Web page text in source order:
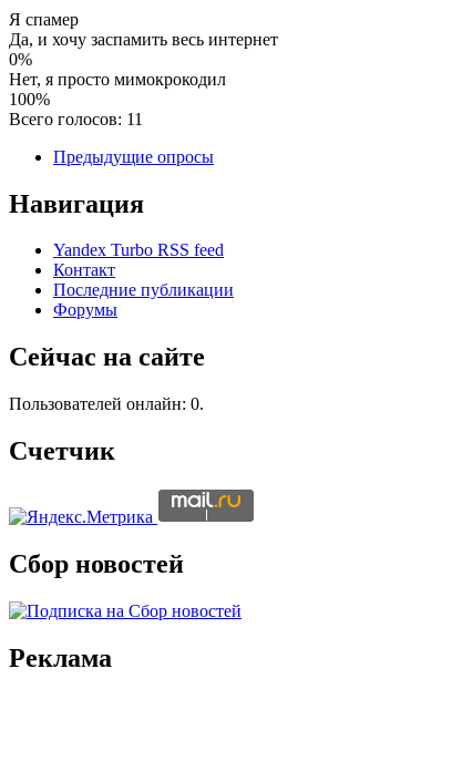
Я спамер
Да, и хочу заспамить весь интернет
0%
Нет, я просто мимокрокодил
100%
Всего голосов: 11
Предыдущие опросы
Навигация
Yandex Turbo RSS feed
Контакт
Последние публикации
Форумы
Сейчас на сайте
Пользователей онлайн: 0.
Счетчик
Сбор новостей
Реклама